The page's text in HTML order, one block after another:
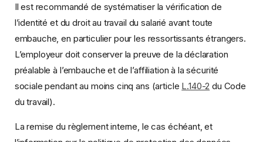
Il est recommandé de systématiser la vérification de
l’identité et du droit au travail du salarié avant toute
embauche, en particulier pour les ressortissants étrangers.
L’employeur doit conserver la preuve de la déclaration
préalable à l’embauche et de l’affiliation à la sécurité
sociale pendant au moins cinq ans (article L.140-2 du Code
du travail).
La remise du règlement interne, le cas échéant, et